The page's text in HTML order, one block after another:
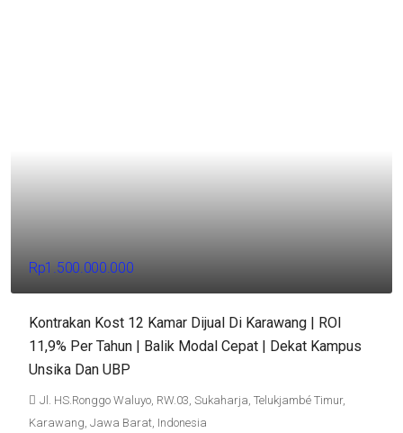
Rp1.500.000.000
Kontrakan Kost 12 Kamar Dijual Di Karawang | ROI
11,9% Per Tahun | Balik Modal Cepat | Dekat Kampus
Unsika Dan UBP
Jl. HS.Ronggo Waluyo, RW.03, Sukaharja, Telukjambé Timur,
Karawang, Jawa Barat, Indonesia